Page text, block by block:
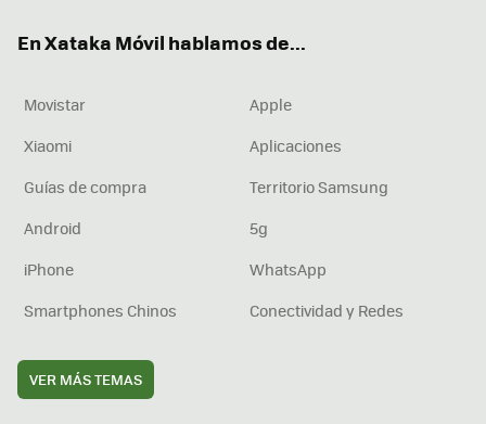
En Xataka Móvil hablamos de...
Movistar
Apple
Xiaomi
Aplicaciones
Guías de compra
Territorio Samsung
Android
5g
iPhone
WhatsApp
Smartphones Chinos
Conectividad y Redes
VER MÁS TEMAS